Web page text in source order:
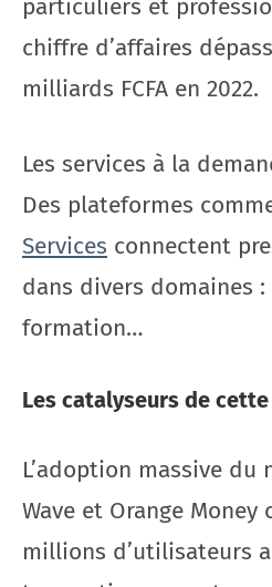
particuliers et
chiffre d’affaires
milliards FCFA en 2022.
Les services à la
Des plateformes
Services connectent
dans divers domaines
formation…
Les catalyseurs de
L’adoption massive du
Wave et Orange
millions d’utilisateurs